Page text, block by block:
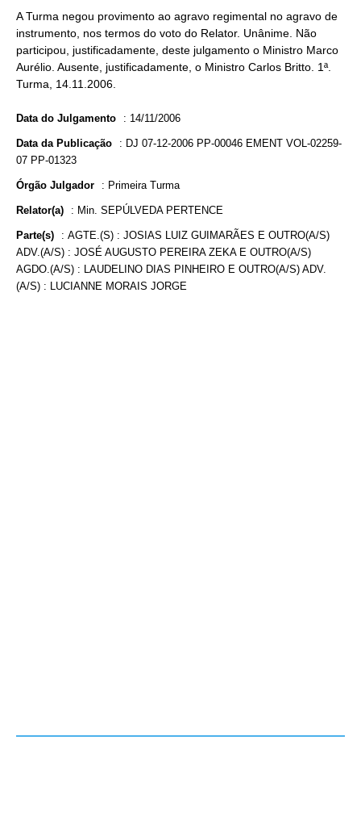
A Turma negou provimento ao agravo regimental no agravo de
instrumento, nos termos do voto do Relator. Unânime. Não
participou, justificadamente, deste julgamento o Ministro Marco
Aurélio. Ausente, justificadamente, o Ministro Carlos Britto. 1ª.
Turma, 14.11.2006.
Data do Julgamento : 14/11/2006
Data da Publicação : DJ 07-12-2006 PP-00046 EMENT VOL-02259-
07 PP-01323
Órgão Julgador : Primeira Turma
Relator(a) : Min. SEPÚLVEDA PERTENCE
Parte(s) : AGTE.(S) : JOSIAS LUIZ GUIMARÃES E OUTRO(A/S)
ADV.(A/S) : JOSÉ AUGUSTO PEREIRA ZEKA E OUTRO(A/S)
AGDO.(A/S) : LAUDELINO DIAS PINHEIRO E OUTRO(A/S) ADV.
(A/S) : LUCIANNE MORAIS JORGE